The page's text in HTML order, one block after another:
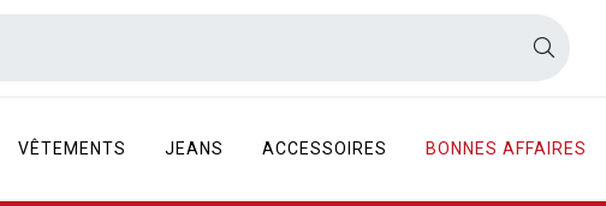
VÊTEMENTS JEANS ACCESSOIRES BONNES AFFAIRES